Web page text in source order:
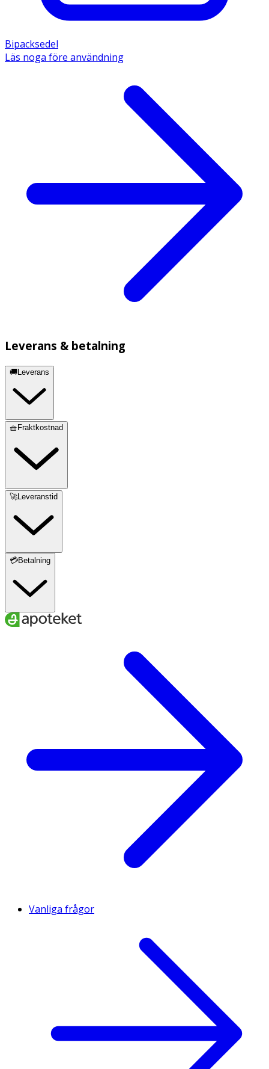
Bipacksedel
Läs noga före användning
Leverans & betalning
🚚Leverans
🧺Fraktkostnad
🚀Leveranstid
💳Betalning
Vanliga frågor